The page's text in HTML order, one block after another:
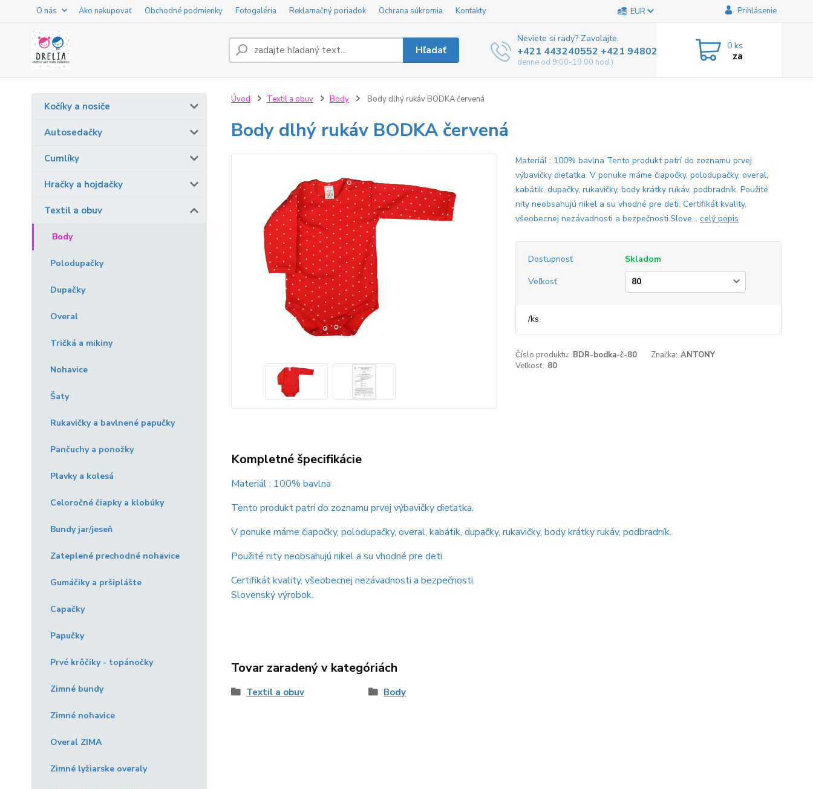
O nás Ako nakupovať Obchodné podmienky Fotogaléria Reklamačný poriadok Ochrana súkromia Kontakty EUR Prihlásenie
Hľadať
Neviete si rady? Zavolajte.
+421 443240552 +421 948025800
denne od 9:00-19:00 hod.)
0 ks
za
Kočíky a nosiče
Autosedačky
Cumlíky
Hračky a hojdačky
Textil a obuv
Body
Polodupačky
Dupačky
Overal
Tričká a mikiny
Nohavice
Šaty
Rukavičky a bavlnené papučky
Pančuchy a ponožky
Plavky a kolesá
Celoročné čiapky a klobúky
Bundy jar/jeseň
Zateplené prechodné nohavice
Gumáčiky a pršiplášte
Capačky
Papučky
Prvé krôčiky - topánočky
Zimné bundy
Zimné nohavice
Overal ZIMA
Zimné lyžiarske overaly
Úvod Textil a obuv Body Body dlhý rukáv BODKA červená
Body dlhý rukáv BODKA červená
Materiál : 100% bavlna Tento produkt patrí do zoznamu prvej
výbavičky dieťatka. V ponuke máme čiapočky, polodupačky, overal,
kabátik, dupačky, rukavičky, body krátky rukáv, podbradník. Použité
nity neobsahujú nikel a su vhodné pre deti. Certifikát kvality,
všeobecnej nezávadnosti a bezpečnosti.Slove... celý popis
Dostupnosť
Skladom
Veľkosť
/ks
Číslo produktu: BDR-bodka-č-80 Značka: ANTONY
Veľkosť: 80
Kompletné špecifikácie
Materiál : 100% bavlna
Tento produkt patrí do zoznamu prvej výbavičky dieťatka.
V ponuke máme čiapočky, polodupačky, overal, kabátik, dupačky, rukavičky, body krátky rukáv, podbradník.
Použité nity neobsahujú nikel a su vhodné pre deti.
Certifikát kvality, všeobecnej nezávadnosti a bezpečnosti.
Slovenský výrobok.
Tovar zaradený v kategóriách
Textil a obuv Body